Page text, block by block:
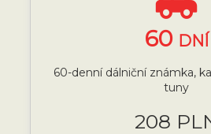
60 DNÍ
60-denní dálniční známka,
tuny
208